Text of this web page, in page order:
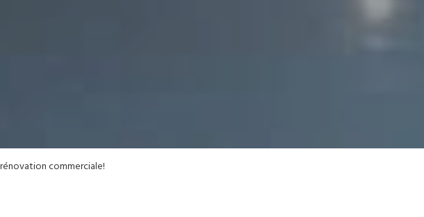
commerciale!